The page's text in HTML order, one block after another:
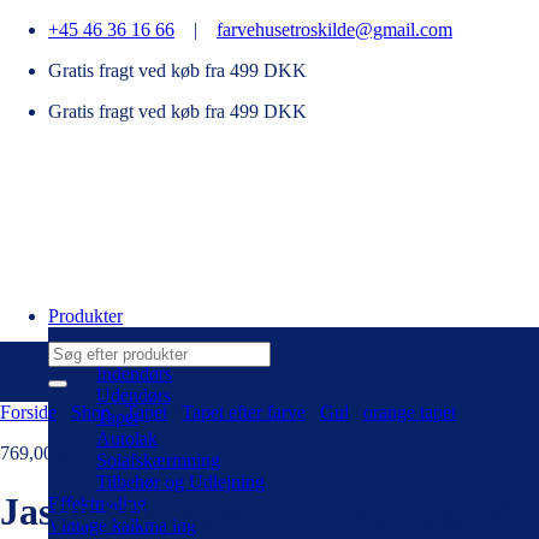
Fortsæt
indhold
+45 46 36 16 66 | farvehusetroskilde@gmail.com
Gratis fragt ved køb fra 499 DKK
Gratis fragt ved køb fra 499 DKK
Produkter
Indendørs
Udendørs
Tapet
Autolak
Solafskærmning
Tilbehør og Udlejning
Effektmaling
Vintage kalkmaling
Søg
efter:
Forside
Shop / Tapet Tapet efter farve Gul
orange tapet
769,00
Jaspe Stripe, stribet tapet,